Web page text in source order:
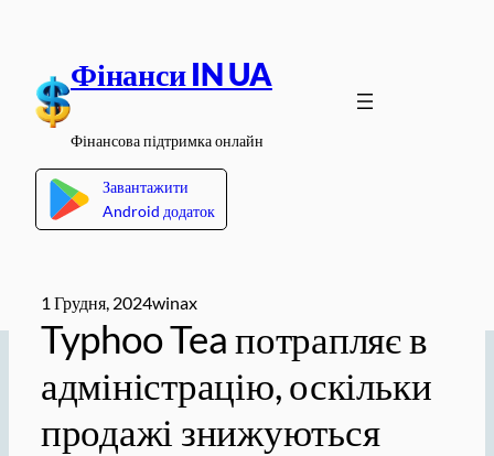
вмісту
Фінанси IN UA
Фінансова підтримка онлайн
Завантажити
Android додаток
1 Грудня, 2024winax
Typhoo Tea потрапляє в
адміністрацію, оскільки
продажі знижуються